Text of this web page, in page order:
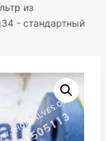
из
- стандартный